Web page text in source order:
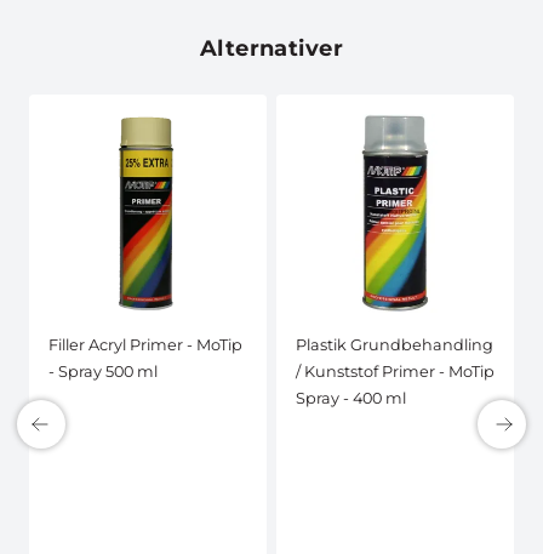
Alternativer
Filler Acryl Primer - MoTip
- Spray 500 ml
Plastik Grundbehandling
/ Kunststof Primer - MoTip
Spray - 400 ml